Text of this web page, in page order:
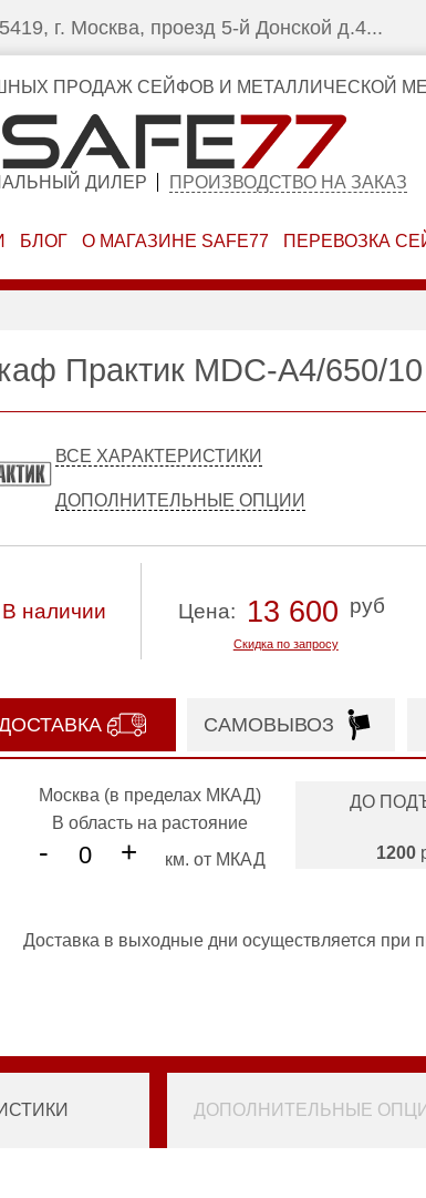
г. Москва, проезд 5-й Донской д.4...
ПРОДАЖ СЕЙФОВ И МЕТАЛЛИЧЕСКОЙ
ДИЛЕР ПРОИЗВОДСТВО НА ЗАКАЗ
БЛОГ О МАГАЗИНЕ SAFE77 ПЕРЕВОЗКА
Практик MDC-A4/650/10
ВСЕ ХАРАКТЕРИСТИКИ
ДОПОЛНИТЕЛЬНЫЕ ОПЦИИ
В наличии Цена: 13 600
Скидка по запросу
руб
САМОВЫВОЗ
Москва (в пределах МКАД)
В область на растояние
- + км. от МКАД
ДО
1200
Доставка в выходные дни осуществляется при
ДОПОЛНИТЕЛЬНЫЕ